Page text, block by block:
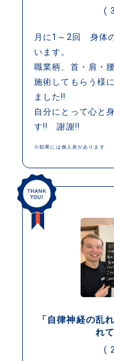
(
月に1～2回 身体
います。
職業柄、首・肩・
施術してもらう様
ました‼
自分にとって心と
す‼ 謝謝‼
※効果には個人差があります
「自律神経の乱
れ
(